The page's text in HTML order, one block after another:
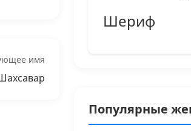
имя
Шериф
Популярные